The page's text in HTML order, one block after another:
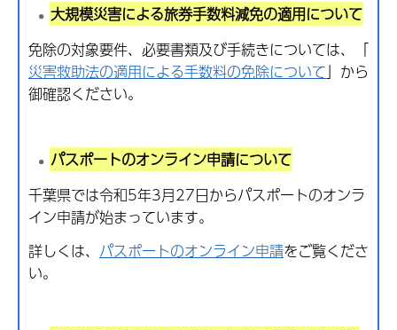
大規模災害による旅券手数料減免の適用について
免除の対象要件、必要書類及び手続きについては、「
災害救助法の適用による手数料の免除について」から
御確認ください。
パスポートのオンライン申請について
千葉県では令和5年3月27日からパスポートのオンラ
イン申請が始まっています。
詳しくは、 パスポートのオンライン申請をご覧くださ
い。